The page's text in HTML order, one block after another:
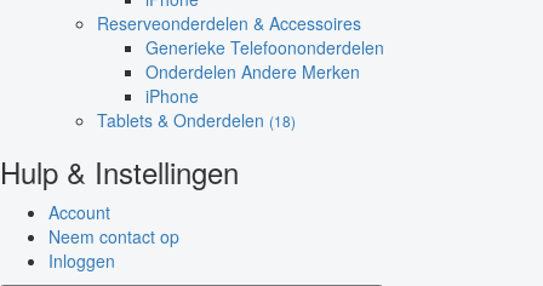
Reserveonderdelen & Accessoires
Generieke Telefoononderdelen
Onderdelen Andere Merken
iPhone
Tablets & Onderdelen (18)
Hulp & Instellingen
Account
Neem contact op
Inloggen